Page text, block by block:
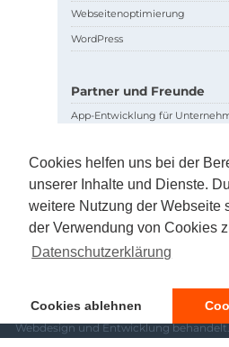
Cookies helfen uns bei der
unserer Inhalte und Dienste.
weitere Nutzung der Webseite
der Verwendung von Cookies
Datenschutzerklärung
Cookies ablehnen
Webseitenoptimierung
WordPress
Partner und Freunde
App-Entwicklung für
Über uns
Das Blog und Screencast Projekt
Jahr 2010 von Pascal Bajorat und
und den Screencast-Folgen werden
Webdesign und Entwicklung